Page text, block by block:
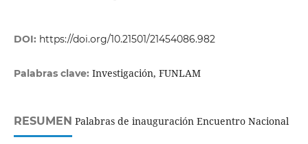
DOI: https://doi.org/10.21501/21454086.982
Palabras clave: Investigación, FUNLAM
RESUMEN Palabras de inauguración Encuentro Nacional